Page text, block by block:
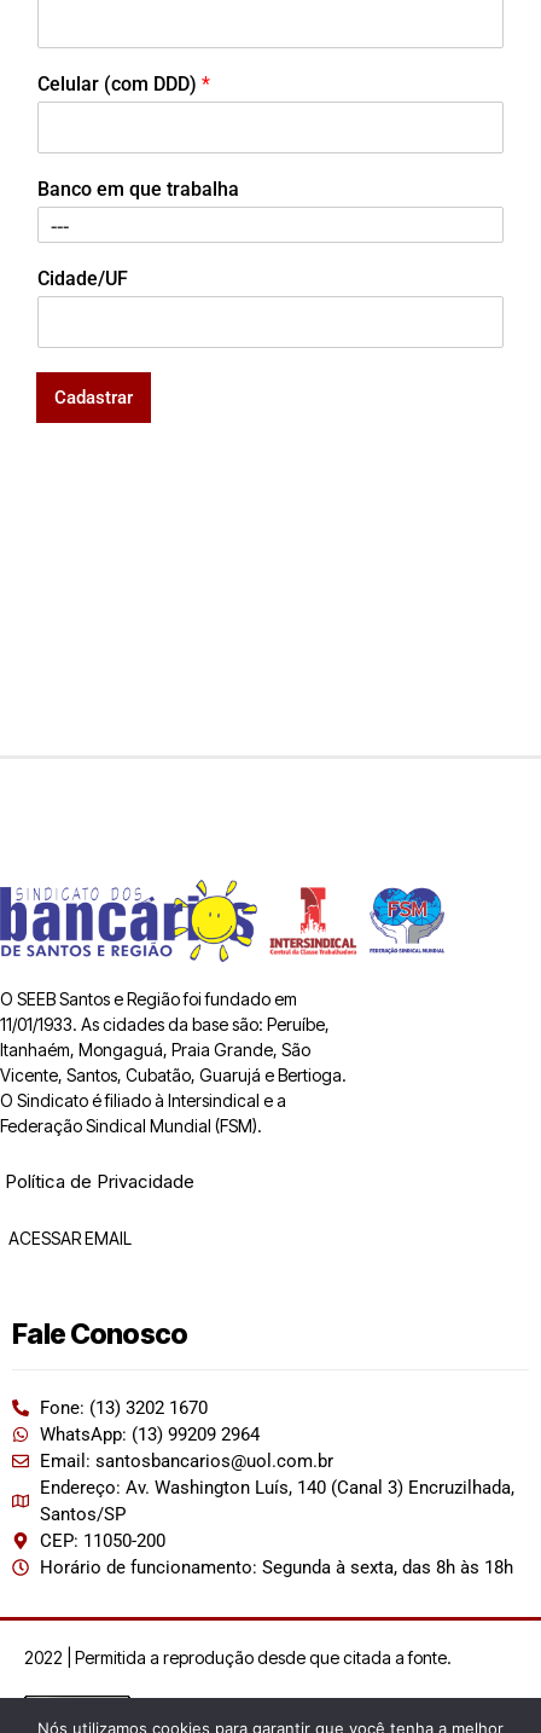
Celular (com DDD) *
Banco em que trabalha
Cidade/UF
Cadastrar
O SEEB Santos e Região foi fundado em
11/01/1933. As cidades da base são: Peruíbe,
Itanhaém, Mongaguá, Praia Grande, São
Vicente, Santos, Cubatão, Guarujá e Bertioga.
O Sindicato é filiado à Intersindical e a
Federação Sindical Mundial (FSM).
Política de Privacidade
ACESSAR EMAIL
Fale Conosco
Fone: (13) 3202 1670
WhatsApp: (13) 99209 2964
Email: santosbancarios@uol.com.br
Endereço: Av. Washington Luís, 140 (Canal 3) Encruzilhada,
Santos/SP
CEP: 11050-200
Horário de funcionamento: Segunda à sexta, das 8h às 18h
2022 | Permitida a reprodução desde que citada a fonte.
Nós utilizamos cookies para garantir que você tenha a melhor